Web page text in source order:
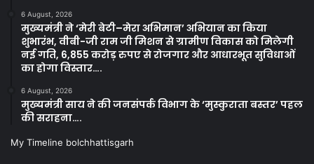
6 August, 2026
मुख्यमंत्री ने ‘मेरी बेटी–मेरा अभिमान’ अभियान का किया
शुभारंभ, वीबी-जी राम जी मिशन से ग्रामीण विकास को मिलेगी
नई गति, 6,855 करोड़ रुपए से रोजगार और आधारभूत सुविधाओं
का होगा विस्तार….
6 August, 2026
मुख्यमंत्री साय ने की जनसंपर्क विभाग के ‘मुस्कुराता बस्तर’ पहल
की सराहना….
My Timeline bolchhattisgarh